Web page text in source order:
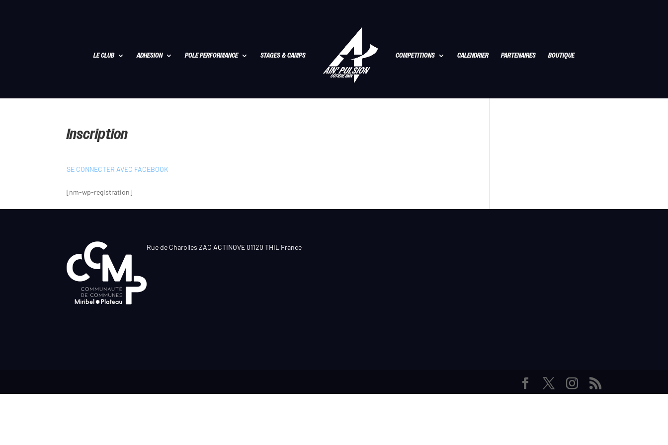
LE CLUB ADHESION POLE PERFORMANCE STAGES & CAMPS COMPETITIONS CALENDRIER PARTENAIRES BOUTIQUE
Inscription
SE CONNECTER AVEC FACEBOOK
[nm-wp-registration]
Rue de Charolles ZAC ACTINOVE 01120 THIL France